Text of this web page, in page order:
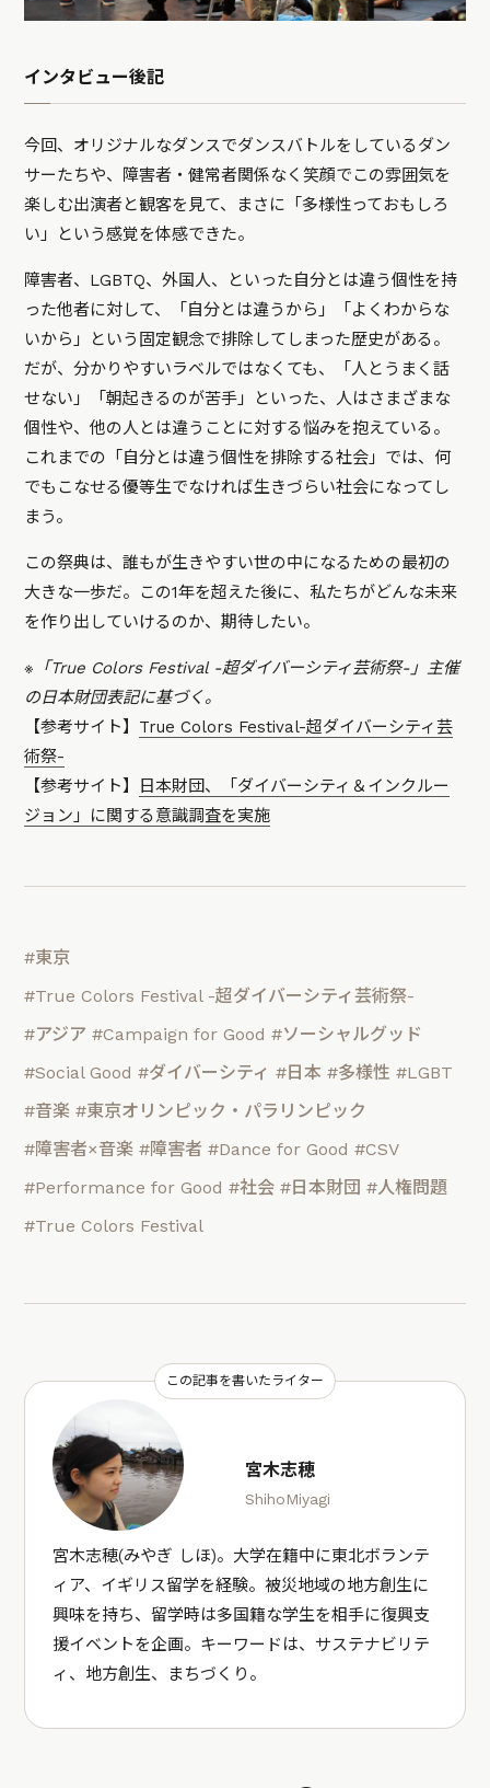
インタビュー後記
今回、オリジナルなダンスでダンスバトルをしているダン
サーたちや、障害者・健常者関係なく笑顔でこの雰囲気を
楽しむ出演者と観客を見て、まさに「多様性っておもしろ
い」という感覚を体感できた。
障害者、LGBTQ、外国人、といった自分とは違う個性を持
った他者に対して、「自分とは違うから」「よくわからな
いから」という固定観念で排除してしまった歴史がある。
だが、分かりやすいラベルではなくても、「人とうまく話
せない」「朝起きるのが苦手」といった、人はさまざまな
個性や、他の人とは違うことに対する悩みを抱えている。
これまでの「自分とは違う個性を排除する社会」では、何
でもこなせる優等生でなければ生きづらい社会になってし
まう。
この祭典は、誰もが生きやすい世の中になるための最初の
大きな一歩だ。この1年を超えた後に、私たちがどんな未来
を作り出していけるのか、期待したい。
※「True Colors Festival -超ダイバーシティ芸術祭-」主催
の日本財団表記に基づく。
【参考サイト】 True Colors Festival-超ダイバーシティ芸
術祭-
【参考サイト】
日本財団、「ダイバーシティ＆インクルー
ジョン」に関する意識調査を実施
#東京
#True Colors Festival -超ダイバーシティ芸術祭-
#アジア #Campaign for Good #ソーシャルグッド
#Social Good #ダイバーシティ #日本 #多様性 #LGBT
#音楽 #東京オリンピック・パラリンピック
#障害者×音楽 #障害者 #Dance for Good #CSV
#Performance for Good #社会 #日本財団 #人権問題
#True Colors Festival
この記事を書いたライター
宮木志穂
ShihoMiyagi
宮木志穂(みやぎ しほ)。大学在籍中に東北ボランテ
ィア、イギリス留学を経験。被災地域の地方創生に
興味を持ち、留学時は多国籍な学生を相手に復興支
援イベントを企画。キーワードは、サステナビリテ
ィ、地方創生、まちづくり。